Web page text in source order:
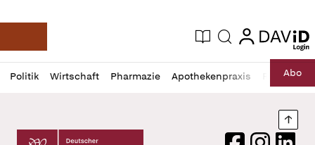
Deutsche Apotheker Zeitung
Aktuelle Ausgabe
Suche login
login
Politik Wirtschaft Pharmazie Apothekenpraxis RechtAbo
Profil
öffnen
Daz
Pur
Deutscher Apotheker Verlag Logo
FacebookInstagram